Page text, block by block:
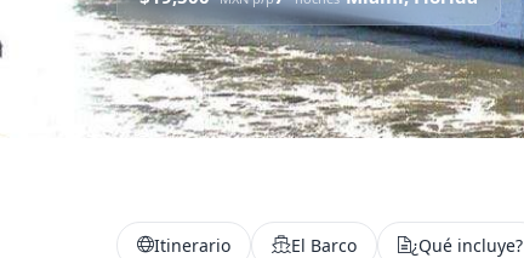
Itinerario El Barco ¿Qué incluye?